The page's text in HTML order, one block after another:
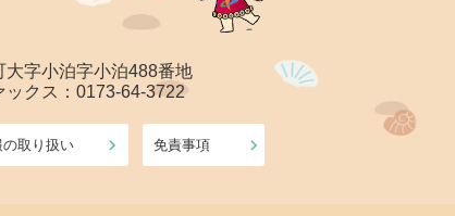
字小泊字小泊488番地
クス：0173-64-3722
取り扱い 免責事項